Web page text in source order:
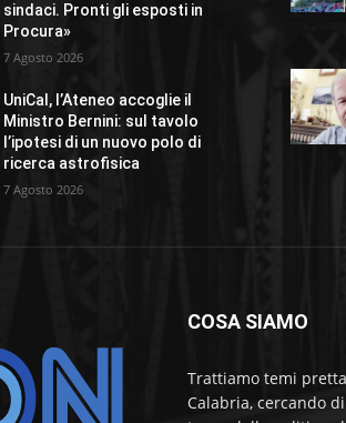
sindaci. Pronti gli esposti in
Procura»
7 Agosto 2026
UniCal, l’Ateneo accoglie il
Ministro Bernini: sul tavolo
l’ipotesi di un nuovo polo di
ricerca astrofisica
7 Agosto 2026
COSA SIAMO
Trattiamo temi
Calabria, cercando